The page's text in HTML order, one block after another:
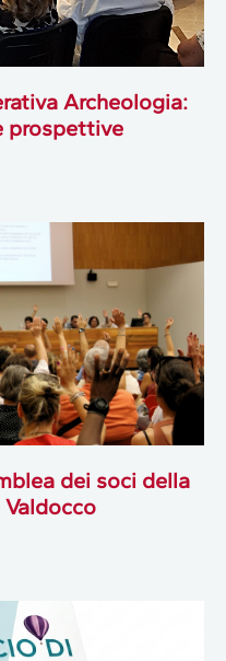
Archeologia:
prospettive
dei soci della